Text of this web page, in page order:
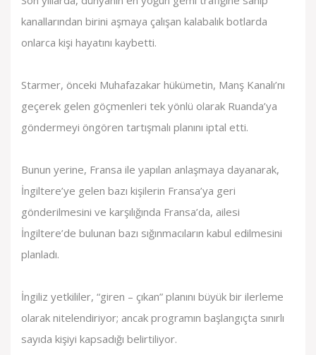
kanallarından birini aşmaya çalışan kalabalık botlarda
onlarca kişi hayatını kaybetti.
Starmer, önceki Muhafazakar hükümetin, Manş Kanalı’nı
geçerek gelen göçmenleri tek yönlü olarak Ruanda’ya
göndermeyi öngören tartışmalı planını iptal etti.
Bunun yerine, Fransa ile yapılan anlaşmaya dayanarak,
İngiltere’ye gelen bazı kişilerin Fransa’ya geri
gönderilmesini ve karşılığında Fransa’da, ailesi
İngiltere’de bulunan bazı sığınmacıların kabul edilmesini
planladı.
İngiliz yetkililer, “giren – çıkan” planını büyük bir ilerleme
olarak nitelendiriyor; ancak programın başlangıçta sınırlı
sayıda kişiyi kapsadığı belirtiliyor.